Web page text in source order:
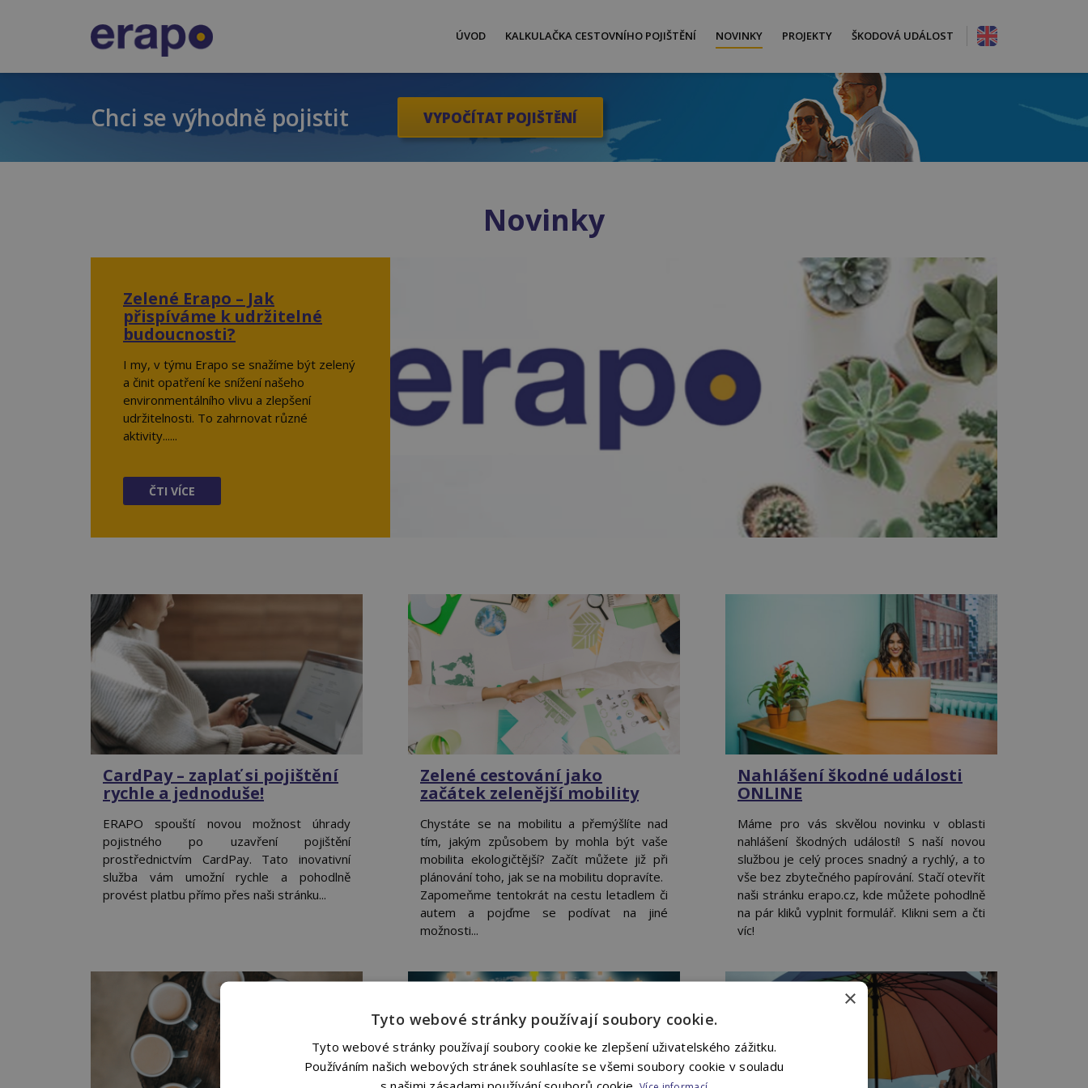
ÚVOD KALKULAČKA CESTOVNÍHO POJIŠTĚNÍ NOVINKY PROJEKTY ŠKODOVÁ UDÁLOST
Chci se výhodně pojistit VYPOČÍTAT POJIŠTĚNÍ
Novinky
Zelené Erapo – Jak
přispíváme k udržitelné
budoucnosti?
I my, v týmu Erapo se snažíme být zelený
a činit opatření ke snížení našeho
environmentálního vlivu a zlepšení
udržitelnosti. To zahrnovat různé
aktivity......
ČTI VÍCE
CardPay – zaplať si pojištění
rychle a jednoduše!
ERAPO spouští novou možnost úhrady
pojistného po uzavření pojištění
prostřednictvím CardPay. Tato inovativní
služba vám umožní rychle a pohodlně
provést platbu přímo přes naši stránku...
Zelené cestování jako
začátek zelenější mobility
Chystáte se na mobilitu a přemýšlíte nad
tím, jakým způsobem by mohla být vaše
mobilita ekologičtější? Začít můžete již při
plánování toho, jak se na mobilitu dopravíte.
Zapomeňme tentokrát na cestu letadlem či
autem a pojďme se podívat na jiné
možnosti...
Nahlášení škodné události
ONLINE
Máme pro vás skvělou novinku v oblasti
nahlášení škodných událostí! S naší novou
službou je celý proces snadný a rychlý, a to
vše bez zbytečného papírování. Stačí otevřít
naši stránku erapo.cz, kde můžete pohodlně
na pár kliků vyplnit formulář. Klikni sem a čti
víc!
×
Tyto webové stránky používají soubory cookie.
Tyto webové stránky používají soubory cookie ke zlepšení uživatelského zážitku.
Používáním našich webových stránek souhlasíte se všemi soubory cookie v souladu
s našimi zásadami používání souborů cookie.